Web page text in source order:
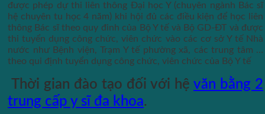
được phép dự thi liên thông Đại học Y (chuyên ngành Bác sĩ
hệ chuyên tu học 4 năm) khi hội đủ các điều kiện để học liên
thông Bác sĩ theo quy đinh của Bộ Y tế và Bộ GD-ĐT và được
thi tuyển dụng công chức, viên chức vào các cơ sở Y tế Nhà
nước như Bệnh viện, Trạm Y tế phường xã, các trung tâm …
theo qui định tuyển dụng công chức, viên chức của Bộ Y tế
Thời gian đào tạo đối với hệ văn bằng 2
trung cấp y sĩ đa khoa.